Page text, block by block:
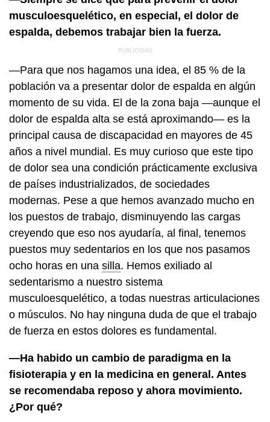
musculoesquelético, en especial, el dolor de
espalda, debemos trabajar bien la fuerza.
—Para que nos hagamos una idea, el 85 % de la
población va a presentar dolor de espalda en algún
momento de su vida. El de la zona baja —aunque el
dolor de espalda alta se está aproximando— es la
principal causa de discapacidad en mayores de 45
años a nivel mundial. Es muy curioso que este tipo
de dolor sea una condición prácticamente exclusiva
de países industrializados, de sociedades
modernas. Pese a que hemos avanzado mucho en
los puestos de trabajo, disminuyendo las cargas
creyendo que eso nos ayudaría, al final, tenemos
puestos muy sedentarios en los que nos pasamos
ocho horas en una silla. Hemos exiliado al
sedentarismo a nuestro sistema
musculoesquelético, a todas nuestras articulaciones
o músculos. No hay ninguna duda de que el trabajo
de fuerza en estos dolores es fundamental.
—Ha habido un cambio de paradigma en la
fisioterapia y en la medicina en general. Antes
se recomendaba reposo y ahora movimiento.
¿Por qué?